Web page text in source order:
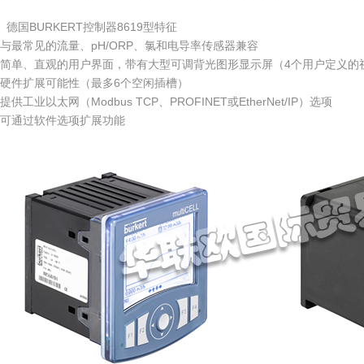
德国BURKERT控制器8619型特征
最常见的流量、pH/ORP、氯和电导率传感器兼容
单、直观的用户界面，带有大型可调背光图形显示屏（4个用户定义的
件扩展可能性（最多6个空闲插槽）
供工业以太网（Modbus TCP、PROFINET或EtherNet/IP）选项
通过软件选项扩展功能